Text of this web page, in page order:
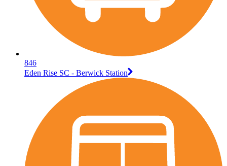
846
Eden Rise SC - Berwick Station